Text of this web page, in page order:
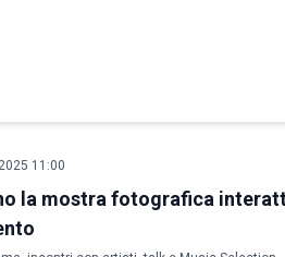
11:00
la mostra fotografica